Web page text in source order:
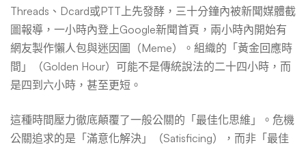
Threads、Dcard或PTT上先發酵，三十分鐘內被新聞媒體截
圖報導，一小時內登上Google新聞首頁，兩小時內開始有
網友製作懶人包與迷因圖（Meme）。組織的「黃金回應時
間」（Golden Hour）可能不是傳統說法的二十四小時，而
是四到六小時，甚至更短。
這種時間壓力徹底顛覆了一般公關的「最佳化思維」。危機
公關追求的是「滿意化解決」（Satisficing），而非「最佳